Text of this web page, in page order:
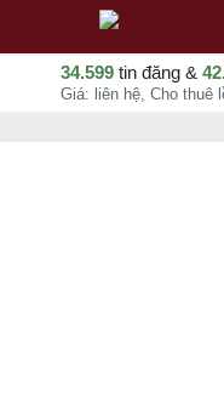
34.599 tin đăng &